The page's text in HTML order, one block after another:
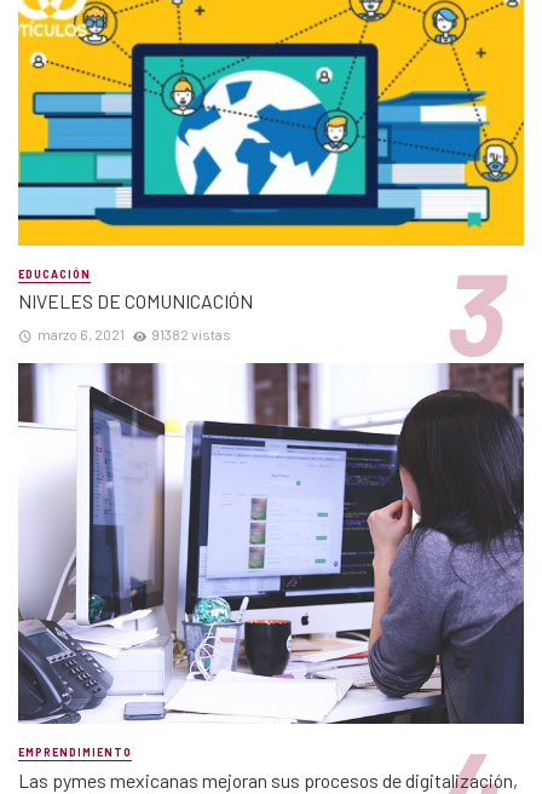
EDUCACIÓN
NIVELES DE COMUNICACIÓN
marzo 6, 2021 91382 vistas
EMPRENDIMIENTO
Las pymes mexicanas mejoran sus procesos de digitalización,